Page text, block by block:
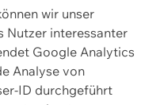
wir unser
Nutzer interessanter
Google Analytics
Analyse von
ID durchgeführt